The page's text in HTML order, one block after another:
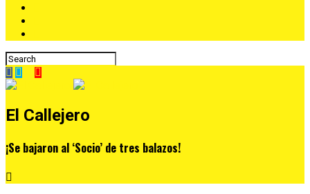
El Callejero
¡Se bajaron al ‘Socio’ de tres balazos!